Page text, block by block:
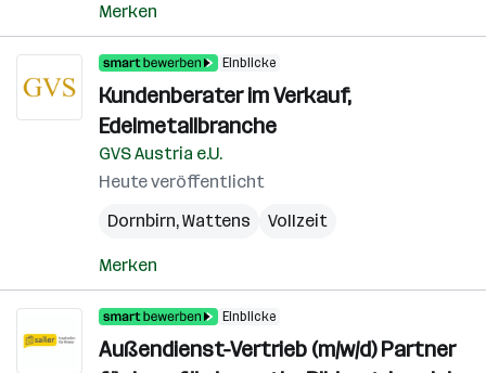
Merken
Einblicke
Kundenberater im Verkauf,
Edelmetallbranche
GVS Austria e.U.
Heute veröffentlicht
Dornbirn,Wattens Vollzeit
Merken
Einblicke
Außendienst-Vertrieb (m/w/d) Partner